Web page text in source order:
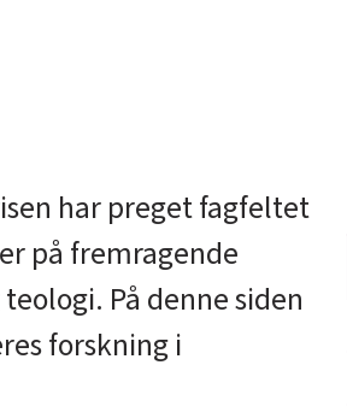
har preget fagfeltet
på fremragende
På denne siden
forskning i